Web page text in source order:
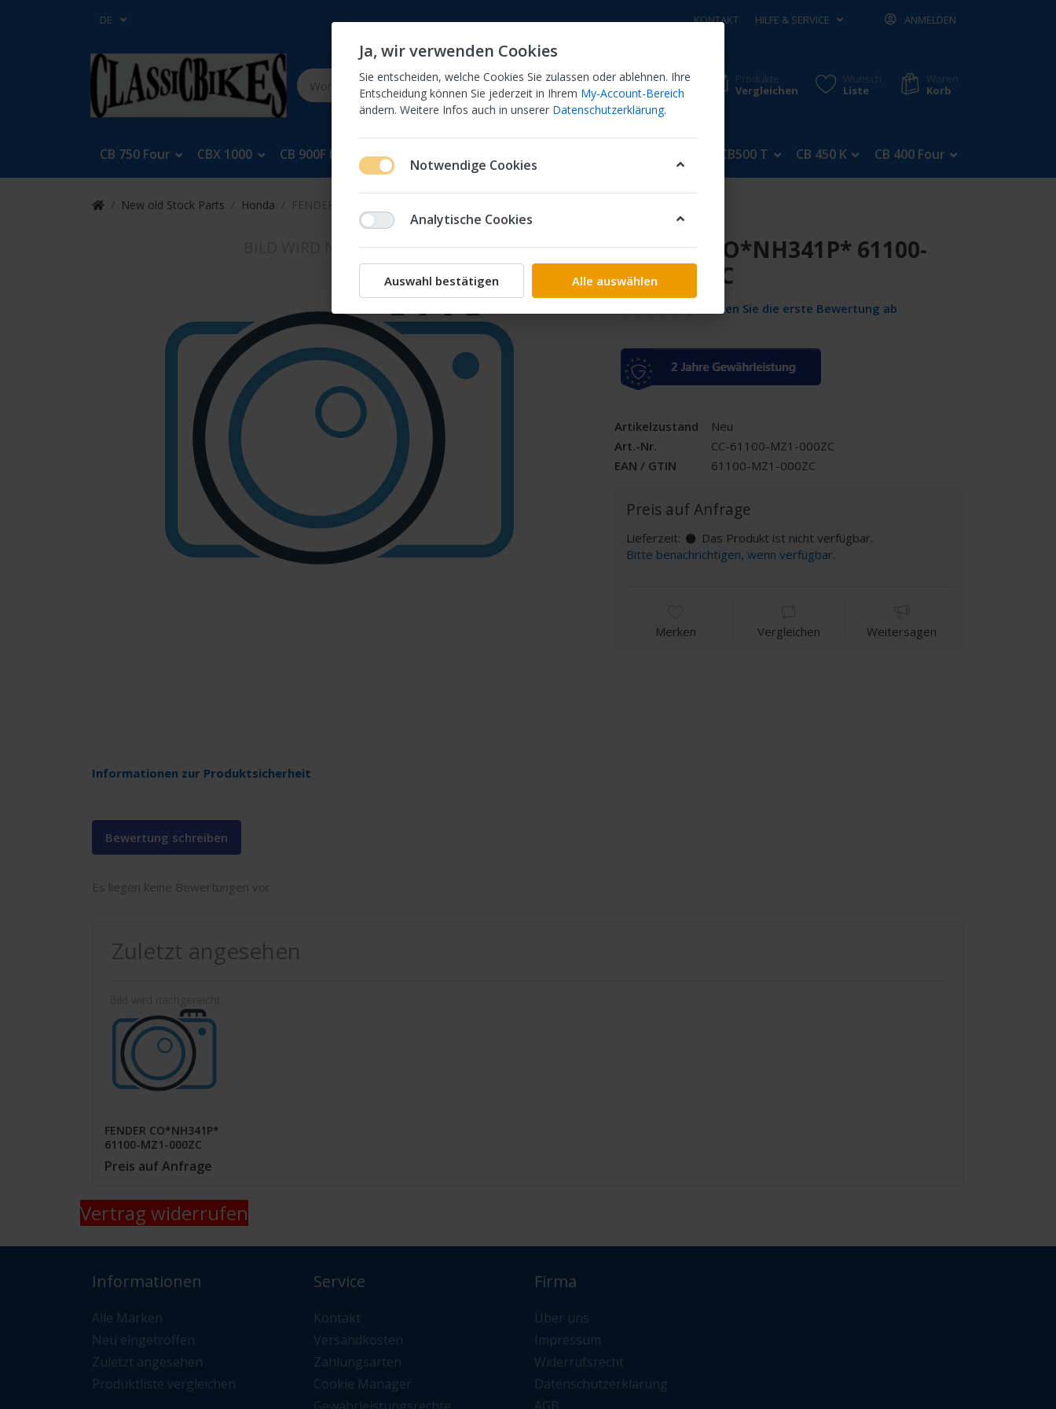
DE KONTAKT HILFE & SERVICE ANMELDEN
Produkte
Vergleichen
Wunsch
Liste
Waren
Korb
CB 750 Four CBX 1000 CB 900F Bol Dor CB500 T CB 450 K CB 400 Four
New old Stock Parts Honda FENDER CO*NH341P* 61100-MZ1-000ZC
Informationen zur Produktsicherheit
FENDER CO*NH341P* 61100-
MZ1-000ZC
Geben Sie die erste Bewertung ab
Artikelzustand
Neu
Art.-Nr.
CC-61100-MZ1-000ZC
EAN / GTIN
61100-MZ1-000ZC
Preis auf Anfrage
Lieferzeit:
Das Produkt ist nicht verfügbar.
Bitte benachrichtigen, wenn verfügbar.
Merken Vergleichen Weitersagen
Bewertung schreiben
Es liegen keine Bewertungen vor
Zuletzt angesehen
FENDER CO*NH341P*
61100-MZ1-000ZC
Preis auf Anfrage
Vertrag widerrufen
Informationen
Alle Marken
Neu eingetroffen
Zuletzt angesehen
Produktliste vergleichen
Service
Kontakt
Versandkosten
Zahlungsarten
Cookie Manager
Firma
Über uns
Impressum
Widerrufsrecht
Datenschutzerklärung
Ja, wir verwenden Cookies
Sie entscheiden, welche Cookies Sie zulassen oder ablehnen. Ihre
Entscheidung können Sie jederzeit in Ihrem My-Account-Bereich
ändern. Weitere Infos auch in unserer Datenschutzerklärung.
Notwendige Cookies
Analytische Cookies
Auswahl bestätigen Alle auswählen